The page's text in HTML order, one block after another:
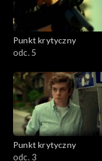
Punkt krytyczny
odc. 5
Punkt krytyczny
odc. 3